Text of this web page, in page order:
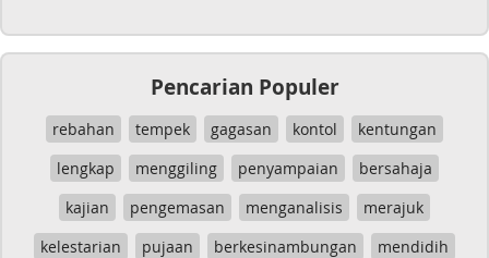
Pencarian Populer
rebahan tempek gagasan kontol
kentungan
lengkap
menggiling penyampaian
bersahaja
kajian
pengemasan menganalisis
merajuk
kelestarian
pujaan berkesinambungan
mendidih